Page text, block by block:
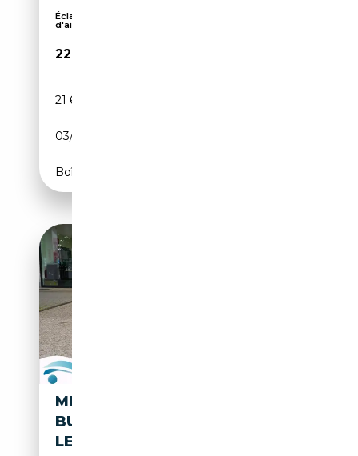
Éclairage d'ambiance, Phares au Xénon, Caméra
d'ai...
22 220€
21 666 km
03/2022
Boîte automatique
MERCEDES-BENZ B 250 E
BUSINESS SOLUTION PHEV
LEDER/NAVI/CAMERA/....